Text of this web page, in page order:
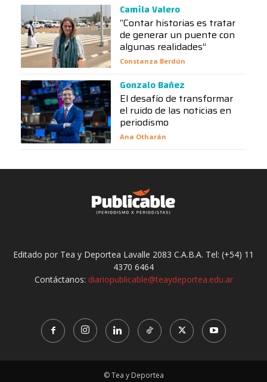
Camila Valero
“Contar historias es tratar
de generar un puente con
algunas realidades”
Constanza Berdún
Gonzalo Bañez
El desafío de transformar
el ruido de las noticias en
periodismo
Ana Otharán
Editado por Tea y Deportea Lavalle 2083 C.A.B.A. Tel: (+54) 11
4370 6464
Contáctanos: diariopublicable@teaydeportea.edu.ar
© Tea y Deportea